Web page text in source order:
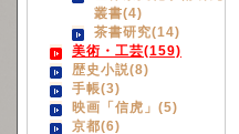
叢書(4)
茶書研究(14)
美術・工芸(159)
歴史小説(8)
手帳(3)
映画「信虎」(5)
京都(6)